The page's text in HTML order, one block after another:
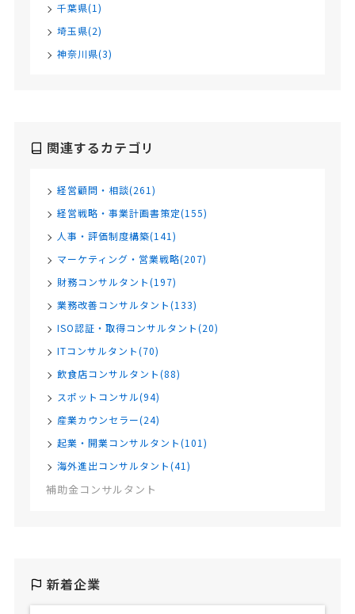
千葉県(1)
埼玉県(2)
神奈川県(3)
関連するカテゴリ
経営顧問・相談(261)
経営戦略・事業計画書策定(155)
人事・評価制度構築(141)
マーケティング・営業戦略(207)
財務コンサルタント(197)
業務改善コンサルタント(133)
ISO認証・取得コンサルタント(20)
ITコンサルタント(70)
飲食店コンサルタント(88)
スポットコンサル(94)
産業カウンセラー(24)
起業・開業コンサルタント(101)
海外進出コンサルタント(41)
補助金コンサルタント
新着企業